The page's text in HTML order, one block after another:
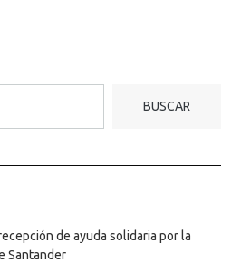
BUSCAR
de ayuda solidaria por la
Santander